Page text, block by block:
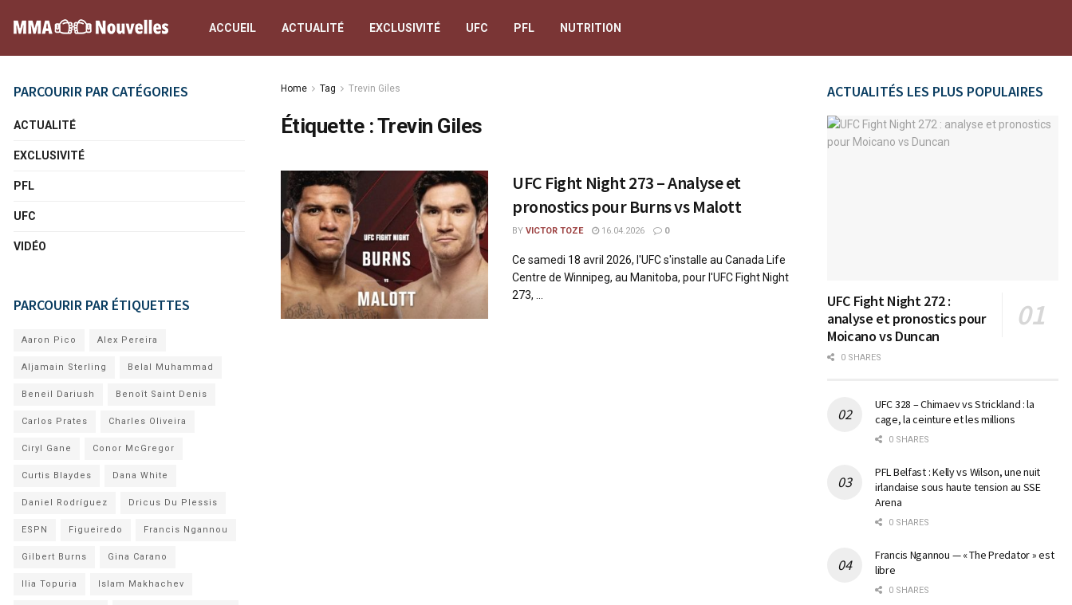
ACCUEIL ACTUALITÉ EXCLUSIVITÉ UFC PFL NUTRITION
Home Tag Trevin Giles
Étiquette :Trevin Giles
UFC Fight Night 273 – Analyse et
pronostics pour Burns vs Malott
BY VICTOR TOZE 16.04.2026 0
Ce samedi 18 avril 2026, l'UFC s'installe au Canada Life
Centre de Winnipeg, au Manitoba, pour l'UFC Fight Night
273, ...
PARCOURIR PAR CATÉGORIES
ACTUALITÉ
EXCLUSIVITÉ
PFL
UFC
VIDÉO
PARCOURIR PAR ÉTIQUETTES
Aaron Pico Alex Pereira
Aljamain Sterling Belal Muhammad
Beneil Dariush Benoît Saint Denis
Carlos Prates Charles Oliveira
Ciryl Gane Conor McGregor
Curtis Blaydes Dana White
Daniel Rodríguez Dricus Du Plessis
ESPN Figueiredo Francis Ngannou
Gilbert Burns Gina Carano
Ilia Topuria Islam Makhachev
ACTUALITÉS LES PLUS POPULAIRES
UFC Fight Night 272 :
analyse et pronostics pour
Moicano vs Duncan
0 SHARES
UFC 328 – Chimaev vs Strickland : la
cage, la ceinture et les millions
0 SHARES
PFL Belfast : Kelly vs Wilson, une nuit
irlandaise sous haute tension au SSE
Arena
0 SHARES
Francis Ngannou — « The Predator » est
libre
0 SHARES